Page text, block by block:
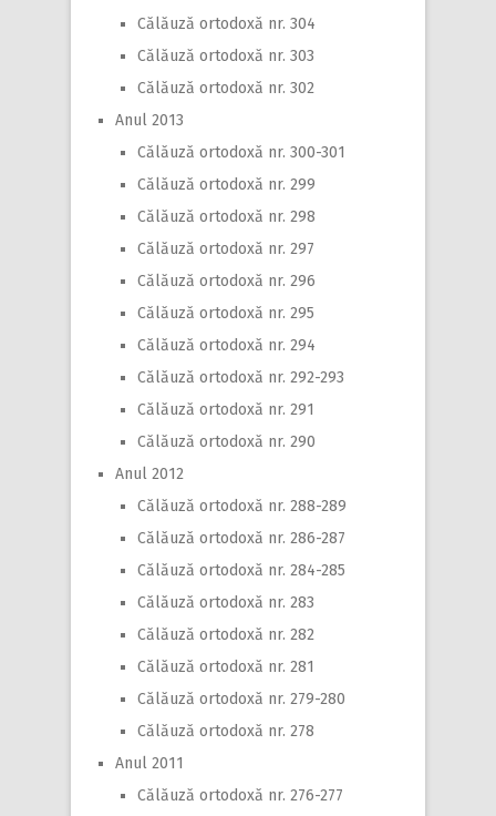
Călăuză ortodoxă nr. 304
Călăuză ortodoxă nr. 303
Călăuză ortodoxă nr. 302
Anul 2013
Călăuză ortodoxă nr. 300-301
Călăuză ortodoxă nr. 299
Călăuză ortodoxă nr. 298
Călăuză ortodoxă nr. 297
Călăuză ortodoxă nr. 296
Călăuză ortodoxă nr. 295
Călăuză ortodoxă nr. 294
Călăuză ortodoxă nr. 292-293
Călăuză ortodoxă nr. 291
Călăuză ortodoxă nr. 290
Anul 2012
Călăuză ortodoxă nr. 288-289
Călăuză ortodoxă nr. 286-287
Călăuză ortodoxă nr. 284-285
Călăuză ortodoxă nr. 283
Călăuză ortodoxă nr. 282
Călăuză ortodoxă nr. 281
Călăuză ortodoxă nr. 279-280
Călăuză ortodoxă nr. 278
Anul 2011
Călăuză ortodoxă nr. 276-277